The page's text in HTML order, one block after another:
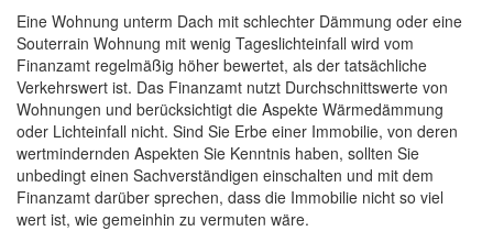
Eine Wohnung unterm Dach mit schlechter Dämmung oder eine
Souterrain Wohnung mit wenig Tageslichteinfall wird vom
Finanzamt regelmäßig höher bewertet, als der tatsächliche
Verkehrswert ist. Das Finanzamt nutzt Durchschnittswerte von
Wohnungen und berücksichtigt die Aspekte Wärmedämmung
oder Lichteinfall nicht. Sind Sie Erbe einer Immobilie, von deren
wertmindernden Aspekten Sie Kenntnis haben, sollten Sie
unbedingt einen Sachverständigen einschalten und mit dem
Finanzamt darüber sprechen, dass die Immobilie nicht so viel
wert ist, wie gemeinhin zu vermuten wäre.